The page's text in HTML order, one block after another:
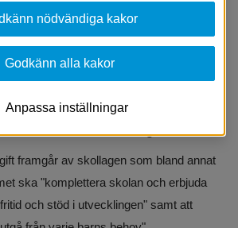
Lokalmässigt
och stöd i utvecklingen
framgår av skollagen som bland annat
ska "komplettera skolan och erbjuda
och stöd i utvecklingen" samt att
nödvändiga kakor
Godkänn alla kakor
Anpassa inställningar